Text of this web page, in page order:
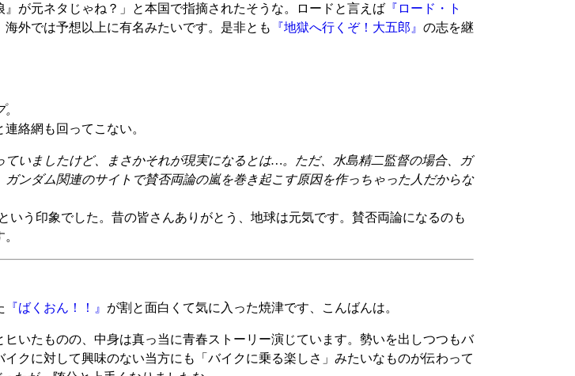
が元ネタじゃね？」と本国で指摘されたそうな。ロードと言えば 『ロード・ト
外では予想以上に有名みたいです。是非とも 『地獄へ行くぞ！大五郎』 の志を継
絡網も回ってこない。
いましたけど、まさかそれが現実になるとは…。ただ、水島精二監督の場合、ガ
ンダム関連のサイトで賛否両論の嵐を巻き起こす原因を作っちゃった人だからな
う印象でした。昔の皆さんありがとう、地球は元気です。賛否両論になるのも
『ばくおん！！』 が割と面白くて気に入った焼津です、こんばんは。
いたものの、中身は真っ当に青春ストーリー演じています。勢いを出しつつもバ
クに対して興味のない当方にも「バイクに乗る楽しさ」みたいなものが伝わって